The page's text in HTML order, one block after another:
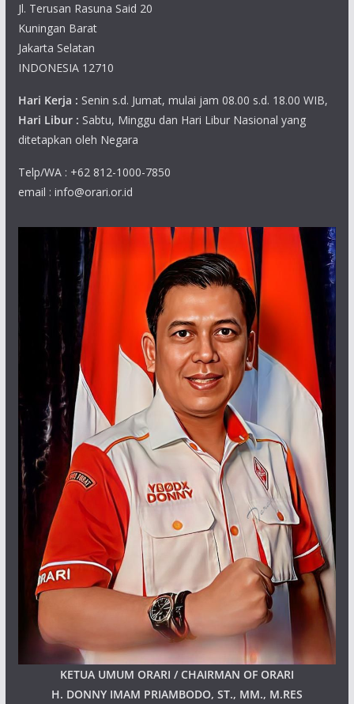
Jl. Terusan Rasuna Said 20
Kuningan Barat
Jakarta Selatan
INDONESIA 12710
Hari Kerja : Senin s.d. Jumat, mulai jam 08.00 s.d. 18.00 WIB,
Hari Libur : Sabtu, Minggu dan Hari Libur Nasional yang
ditetapkan oleh Negara
Telp/WA : +62 812-1000-7850
email : info@orari.or.id
KETUA UMUM ORARI / CHAIRMAN OF ORARI
H. DONNY IMAM PRIAMBODO, ST., MM., M.RES